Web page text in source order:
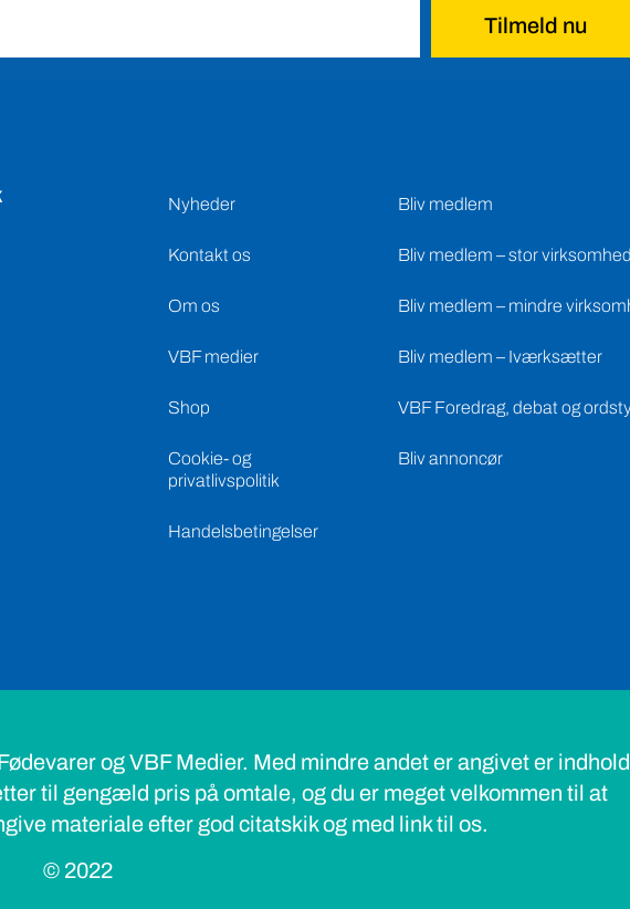
Tilmeld nu
Nyheder
Kontakt os
Om os
VBF medier
Shop
Cookie- og
privatlivspolitik
Handelsbetingelser
Bliv medlem
Bliv medlem – stor virksomhed
Bliv medlem – mindre
Bliv medlem – Iværksætter
VBF Foredrag, debat og
Bliv annoncør
og VBF Medier. Med mindre andet er angivet er
til gengæld pris på omtale, og du er meget velkommen til at
materiale efter god citatskik og med link til os.
© 2022